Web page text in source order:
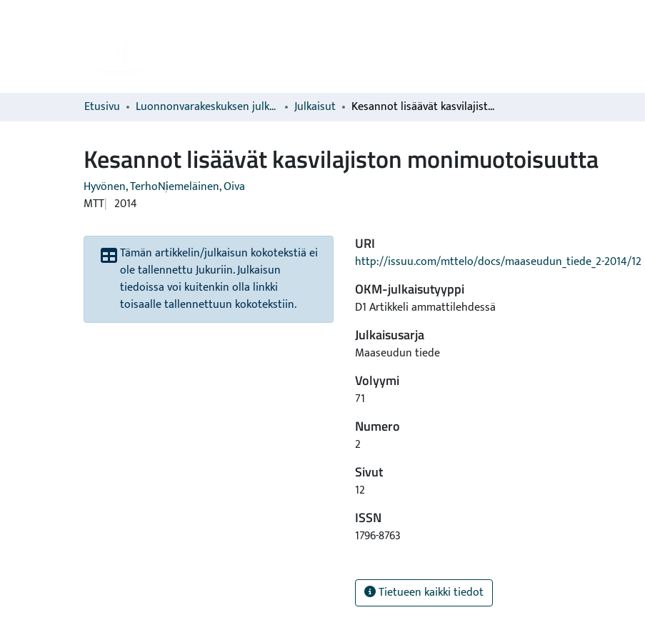
Etusivu Luonnonvarakeskuksen julkaisut Julkaisut Kesannot lisäävät kasvilajiston monimuotoisuutta
Kesannot lisäävät kasvilajiston monimuotoisuutta
Hyvönen, TerhoNiemeläinen, Oiva
MTT 2014
Tämän artikkelin/julkaisun kokotekstiä ei
ole tallennettu Jukuriin. Julkaisun
tiedoissa voi kuitenkin olla linkki
toisaalle tallennettuun kokotekstiin.
URI
http://issuu.com/mttelo/docs/maaseudun_tiede_2-2014/12
OKM-julkaisutyyppi
D1 Artikkeli ammattilehdessä
Julkaisusarja
Maaseudun tiede
Volyymi
71
Numero
2
Sivut
12
ISSN
1796-8763
Tietueen kaikki tiedot